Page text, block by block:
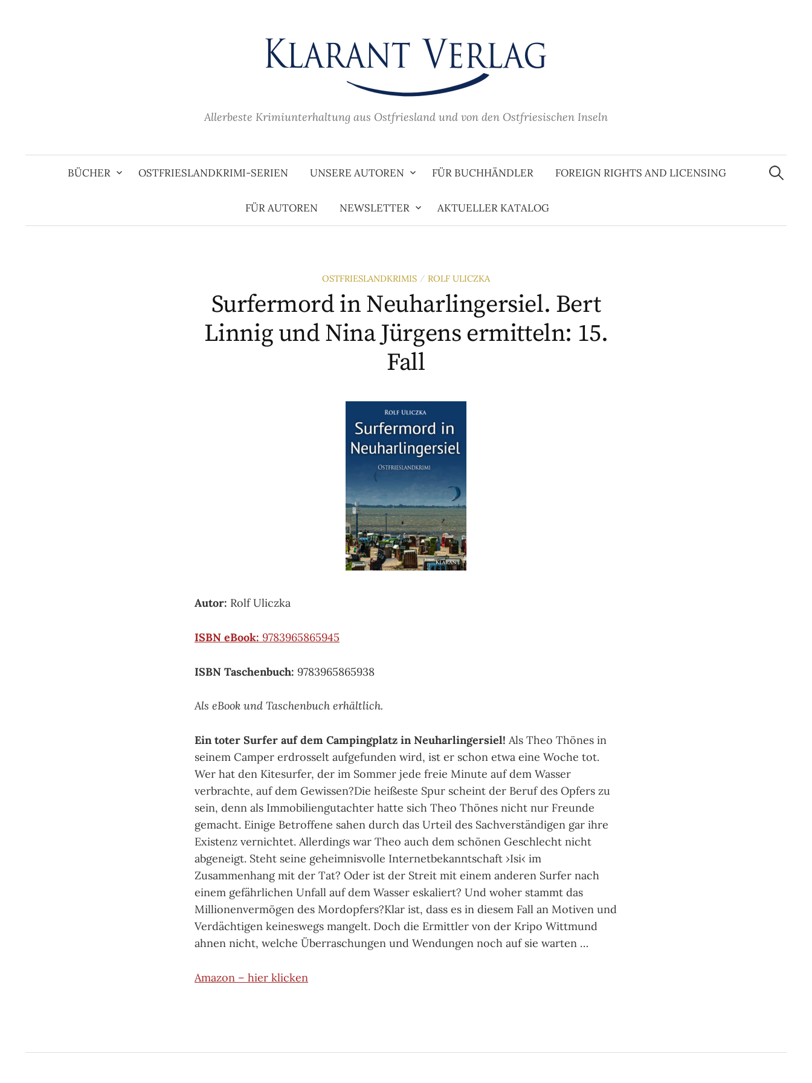
Allerbeste Krimiunterhaltung aus Ostfriesland und von den Ostfriesischen Inseln
BÜCHER OSTFRIESLANDKRIMI-SERIEN UNSERE AUTOREN FÜR BUCHHÄNDLER FOREIGN RIGHTS AND LICENSING
FÜR AUTOREN NEWSLETTER AKTUELLER KATALOG
Suche
nach:
OSTFRIESLANDKRIMIS / ROLF ULICZKA
Surfermord in Neuharlingersiel. Bert
Linnig und Nina Jürgens ermitteln: 15.
Fall
Autor: Rolf Uliczka
ISBN eBook: 9783965865945
ISBN Taschenbuch: 9783965865938
Als eBook und Taschenbuch erhältlich.
Ein toter Surfer auf dem Campingplatz in Neuharlingersiel! Als Theo Thönes in
seinem Camper erdrosselt aufgefunden wird, ist er schon etwa eine Woche tot.
Wer hat den Kitesurfer, der im Sommer jede freie Minute auf dem Wasser
verbrachte, auf dem Gewissen?Die heißeste Spur scheint der Beruf des Opfers zu
sein, denn als Immobiliengutachter hatte sich Theo Thönes nicht nur Freunde
gemacht. Einige Betroffene sahen durch das Urteil des Sachverständigen gar ihre
Existenz vernichtet. Allerdings war Theo auch dem schönen Geschlecht nicht
abgeneigt. Steht seine geheimnisvolle Internetbekanntschaft ›Isi‹ im
Zusammenhang mit der Tat? Oder ist der Streit mit einem anderen Surfer nach
einem gefährlichen Unfall auf dem Wasser eskaliert? Und woher stammt das
Millionenvermögen des Mordopfers?Klar ist, dass es in diesem Fall an Motiven und
Verdächtigen keineswegs mangelt. Doch die Ermittler von der Kripo Wittmund
ahnen nicht, welche Überraschungen und Wendungen noch auf sie warten …
Amazon – hier klicken